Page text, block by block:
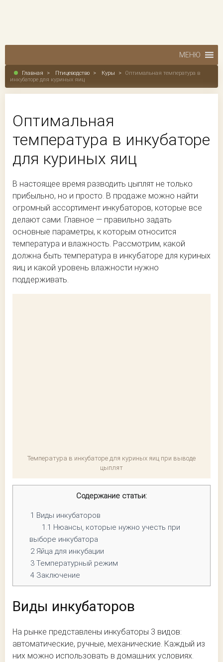
МЕНЮ
Главная > Птицеводство > Куры >
Оптимальная температура в
инкубаторе для куриных яиц
Оптимальная
температура в инкубаторе
для куриных яиц
В настоящее время разводить цыплят не только
прибыльно, но и просто. В продаже можно найти
огромный ассортимент инкубаторов, которые все
делают сами. Главное — правильно задать
основные параметры, к которым относится
температура и влажность. Рассмотрим, какой
должна быть температура в инкубаторе для куриных
яиц и какой уровень влажности нужно
поддерживать.
Температура в инкубаторе для куриных яиц при выводе
цыплят
Содержание статьи:
1 Виды инкубаторов
1.1 Нюансы, которые нужно учесть при
выборе инкубатора
2Яйца для инкубации
3 Температурный режим
4 Заключение
Виды инкубаторов
На рынке представлены инкубаторы 3 видов:
автоматические, ручные, механические. Каждый из
них можно использовать в домашних условиях.